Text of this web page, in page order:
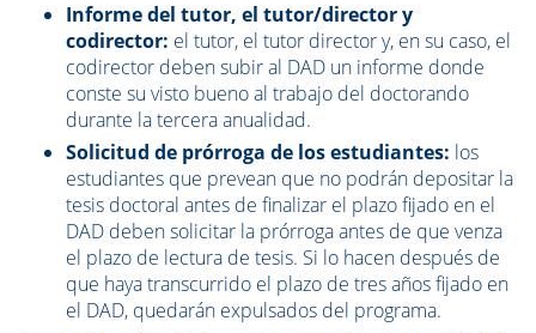
Informe del tutor, el tutor/director y
codirector: el tutor, el tutor director y, en su caso, el
codirector deben subir al DAD un informe donde
conste su visto bueno al trabajo del doctorando
durante la tercera anualidad.
Solicitud de prórroga de los estudiantes: los
estudiantes que prevean que no podrán depositar la
tesis doctoral antes de finalizar el plazo fijado en el
DAD deben solicitar la prórroga antes de que venza
el plazo de lectura de tesis. Si lo hacen después de
que haya transcurrido el plazo de tres años fijado en
el DAD, quedarán expulsados del programa.